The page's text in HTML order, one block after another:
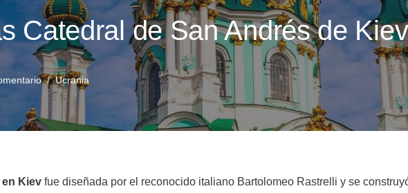
Catedral de San Andrés de Kiev
Ucrania
en Kiev fue diseñada por el reconocido italiano Bartolomeo Rastrelli y se